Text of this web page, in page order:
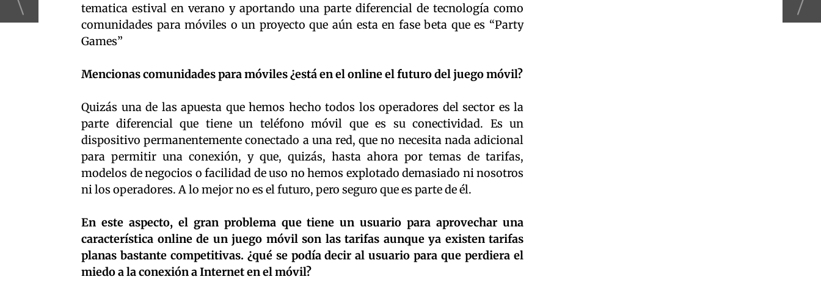
tematica estival en verano y aportando una parte diferencial de tecnología como
comunidades para móviles o un proyecto que aún esta en fase beta que es “Party
Games”
Mencionas comunidades para móviles ¿está en el online el futuro del juego móvil?
Quizás una de las apuesta que hemos hecho todos los operadores del sector es la
parte diferencial que tiene un teléfono móvil que es su conectividad. Es un
dispositivo permanentemente conectado a una red, que no necesita nada adicional
para permitir una conexión, y que, quizás, hasta ahora por temas de tarifas,
modelos de negocios o facilidad de uso no hemos explotado demasiado ni nosotros
ni los operadores. A lo mejor no es el futuro, pero seguro que es parte de él.
En este aspecto, el gran problema que tiene un usuario para aprovechar una
característica online de un juego móvil son las tarifas aunque ya existen tarifas
planas bastante competitivas. ¿qué se podía decir al usuario para que perdiera el
miedo a la conexión a Internet en el móvil?